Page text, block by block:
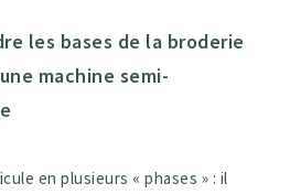
les bases de la broderie
machine semi-
en plusieurs « phases » : il